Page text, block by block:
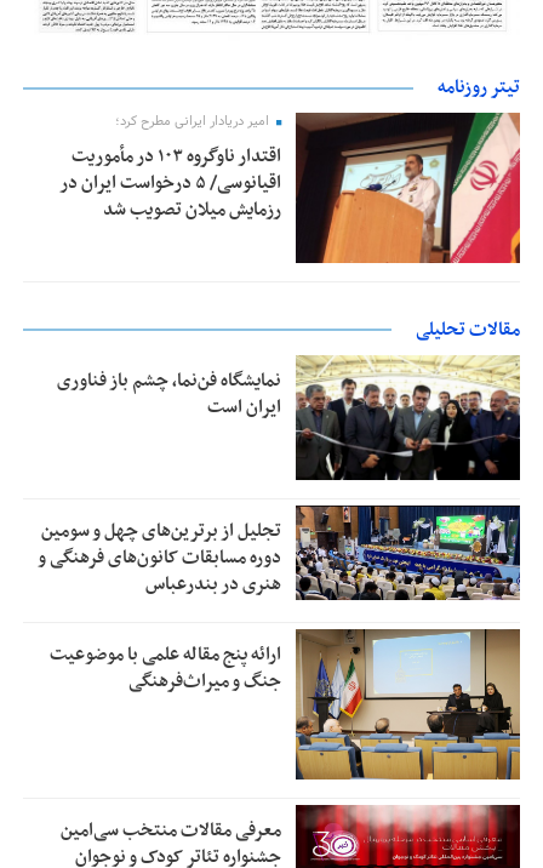
تیتر روزنامه
امیر دریادار ایرانی مطرح کرد؛
اقتدار ناوگروه ۱۰۳ در مأموریت‌
اقیانوسی/ ۵ درخواست ایران در
رزمایش میلان تصویب شد
مقالات تحلیلی
نمایشگاه فن‌نما، چشم باز فناوری
ایران است
تجلیل از بر‌ترین‌های چهل و سومین
دوره مسابقات کانون‌های فرهنگی و
هنری در بندرعباس
ارائه پنج مقاله علمی با موضوعیت
جنگ و میراث‌فرهنگی
معرفی مقالات منتخب سی‌امین
جشنواره تئاتر کودک و نوجوان